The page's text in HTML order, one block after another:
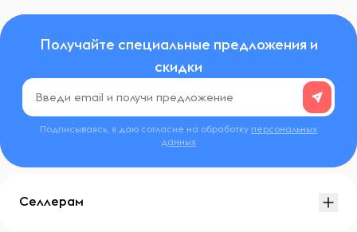
Получайте специальные предложения и
скидки
Подписываясь, я даю согласие на обработку персональных
данных
Селлерам